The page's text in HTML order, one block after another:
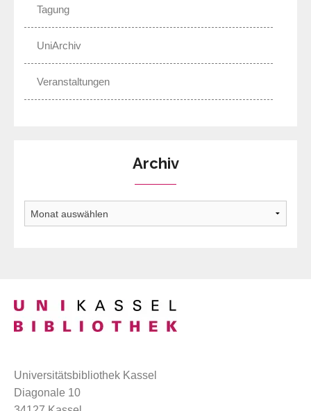
Tagung
UniArchiv
Veranstaltungen
Archiv
Universitätsbibliothek Kassel
Diagonale 10